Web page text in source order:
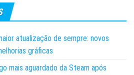
atualização de sempre: novos
gráficas
mais aguardado da Steam após